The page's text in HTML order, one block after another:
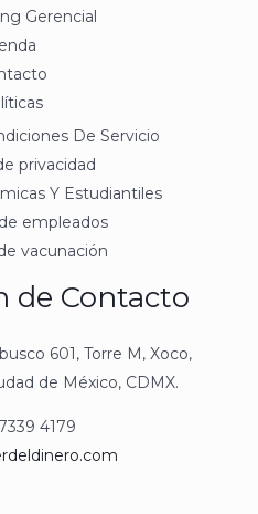
Gerencial
De Servicio
privacidad
Y Estudiantiles
empleados
vacunación
de Contacto
601, Torre M, Xoco,
de México, CDMX.
4179